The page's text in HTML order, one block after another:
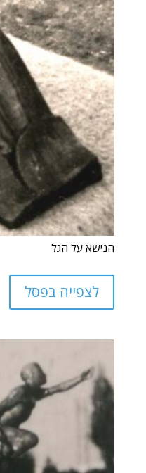
הנישא על הגל
לצפייה בפסל